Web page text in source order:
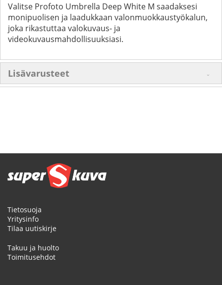
Valitse Profoto Umbrella Deep White M saadaksesi
monipuolisen ja laadukkaan valonmuokkaustyökalun,
joka rikastuttaa valokuvaus- ja
videokuvausmahdollisuuksiasi.
Lisävarusteet
Tietosuoja
Yritysinfo
Tilaa uutiskirje
Takuu ja huolto
Toimitusehdot